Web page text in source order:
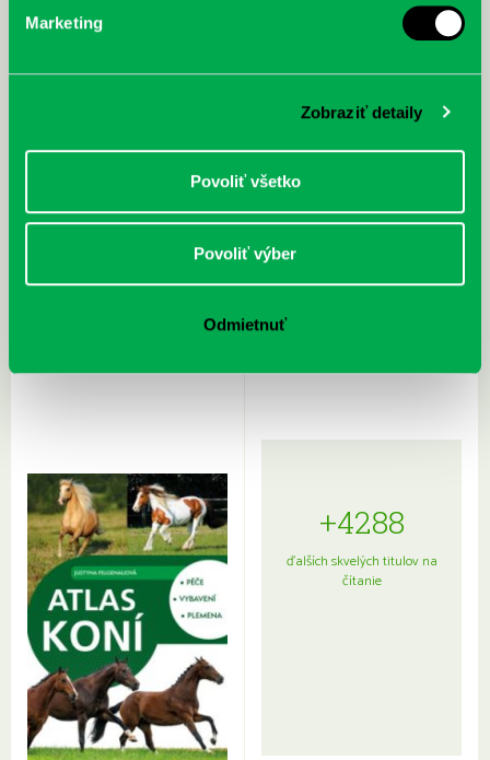
Marketing
Zobraziť detaily
Povoliť všetko
Povoliť výber
Odmietnuť
Sprievodca po hviezdnej oblohe
kompletný sprievodca
+4288
ďalších skvelých titulov na
čítanie